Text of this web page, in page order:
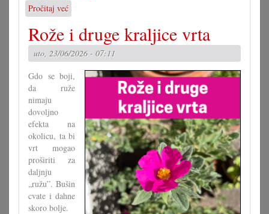
Pročitaj već
Djelatna
grupa
za
novi
zakon
Rože i druge kraljice vrta
uto, 23/06/2026 - 07:11
Gdo se boji,
da ruže
nimaju
dovoljno
efekta na
okolicu, ta bi
vrt mogao
proširiti za
daljnju
„ružu”. Bušin
cvate i dahne
skoro bolje.